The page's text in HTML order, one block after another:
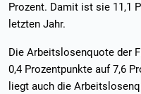
Prozent. Damit ist sie 11,1
letzten Jahr.
Die Arbeitslosenquote der
0,4 Prozentpunkte auf 7,6
liegt auch die